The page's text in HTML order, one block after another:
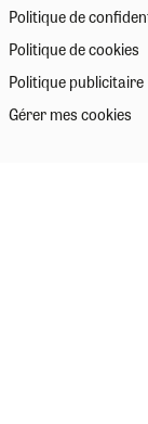
Politique de
Politique de cookies
Politique publicitaire
Gérer mes cookies